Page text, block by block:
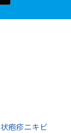
疱疹ニキビ